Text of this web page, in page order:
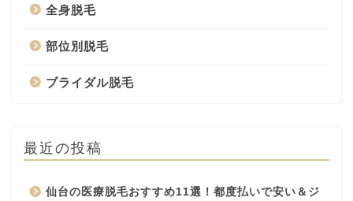
全身脱毛
部位別脱毛
ブライダル脱毛
最近の投稿
仙台の医療脱毛おすすめ11選！都度払いで安い＆ジ